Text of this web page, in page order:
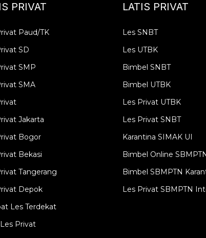
PRIVAT
Paud/TK
SD
SMP
SMA
Jakarta
Bogor
Bekasi
Tangerang
Depok
Les Terdekat
Privat
LATIS PRIVAT
Les SNBT
Les UTBK
Bimbel SNBT
Bimbel UTBK
Les Privat UTBK
Les Privat SNBT
Karantina SIMAK UI
Bimbel Online
Bimbel SBMPTN
Les Privat SBMPTN